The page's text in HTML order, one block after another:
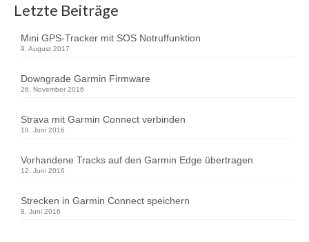
Letzte Beiträge
Mini GPS-Tracker mit SOS Notruffunktion
9. August 2017
Downgrade Garmin Firmware
26. November 2016
Strava mit Garmin Connect verbinden
18. Juni 2016
Vorhandene Tracks auf den Garmin Edge übertragen
12. Juni 2016
Strecken in Garmin Connect speichern
8. Juni 2016